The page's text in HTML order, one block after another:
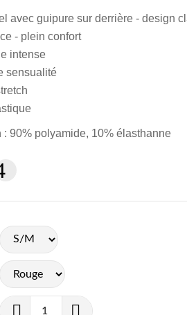
avec guipure sur derrière - design
- plein confort
intense
sensualité
: 90% polyamide, 10% élasthanne